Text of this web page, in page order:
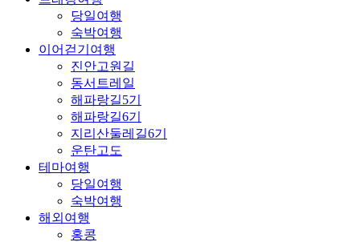
당일여행
숙박여행
이어걷기여행
진안고원길
동서트레일
해파랑길5기
해파랑길6기
지리산둘레길6기
운탄고도
테마여행
당일여행
숙박여행
해외여행
홍콩